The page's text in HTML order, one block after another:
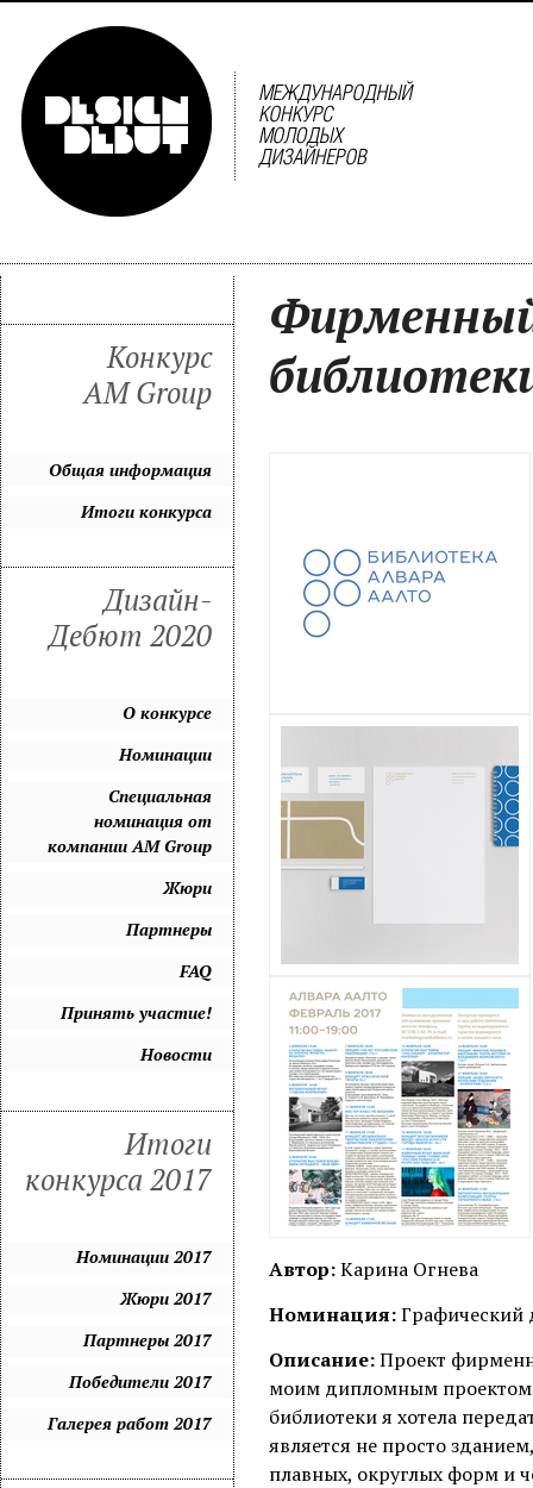
Автор:Карина Огнева
Номинация:Графический
Описание:Проект
моим дипломным проектом
библиотеки я хотела
является не просто
плавных, округлых форм и
Конкурс
AM Group
Общая информация
Итоги конкурса
Дизайн-
Дебют 2020
О конкурсе
Номинации
Специальная
номинация от
компании AM Group
Жюри
Партнеры
FAQ
Принять участие!
Новости
Итоги
конкурса 2017
Номинации 2017
Жюри 2017
Партнеры 2017
Победители 2017
Галерея работ 2017